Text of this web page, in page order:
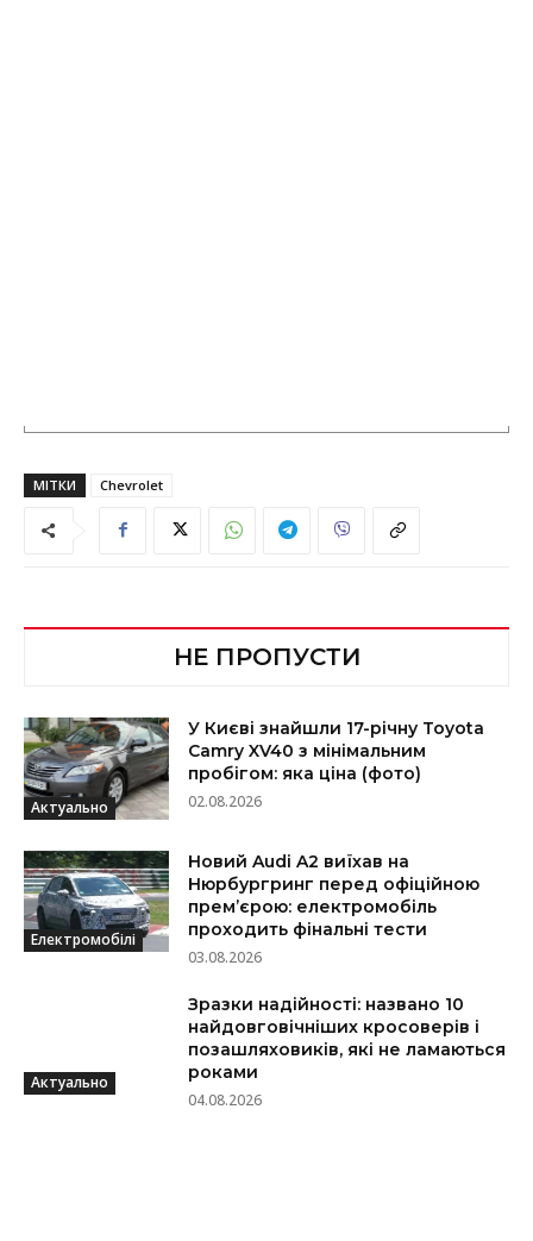
МІТКИ Chevrolet
НЕ ПРОПУСТИ
Актуально
У Києві знайшли 17-річну Toyota
Camry XV40 з мінімальним
пробігом: яка ціна (фото)
02.08.2026
Електромобілі
Новий Audi A2 виїхав на
Нюрбургринг перед офіційною
прем’єрою: електромобіль
проходить фінальні тести
03.08.2026
Актуально
Зразки надійності: названо 10
найдовговічніших кросоверів і
позашляховиків, які не ламаються
роками
04.08.2026